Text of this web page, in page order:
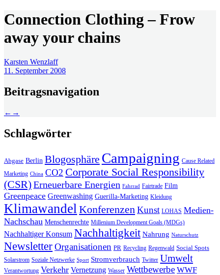
Connection Clothing – Frow
away your chains
Karsten Wenzlaff
11. September 2008
Beitragsnavigation
← →
Schlagwörter
Abgase Berlin Blogosphäre Campaigning Cause Related
Marketing China CO2 Corporate Social Responsibility
(CSR)Erneuerbare Energien Fahrrad Fairtrade Film
Greenpeace Greenwashing Guerilla-Marketing Kleidung
Klimawandel Konferenzen Kunst LOHAS Medien-
Nachschau Menschenrechte Millenium Development Goals (MDGs)
Nachhaltiger Konsum Nachhaltigkeit Nahrung Naturschutz
NewsletterOrganisationen PR Recycling Regenwald Social Spots
Solarstrom Soziale Netzwerke Sport Stromverbrauch Twitter Umwelt
Verantwortung Verkehr Vernetzung Wasser Wettbewerbe WWF